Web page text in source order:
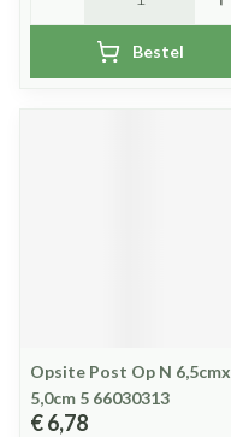
Bestel
Opsite Post Op N 6,5cmx
5,0cm 5 66030313
€ 6,78